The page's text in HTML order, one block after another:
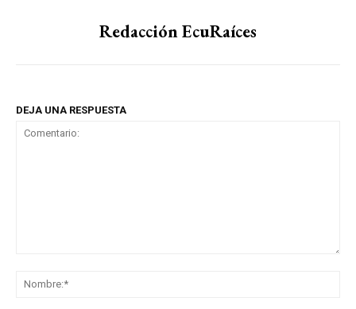
Redacción EcuRaíces
DEJA UNA RESPUESTA